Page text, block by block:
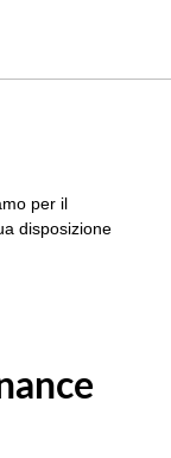
per il
disposizione